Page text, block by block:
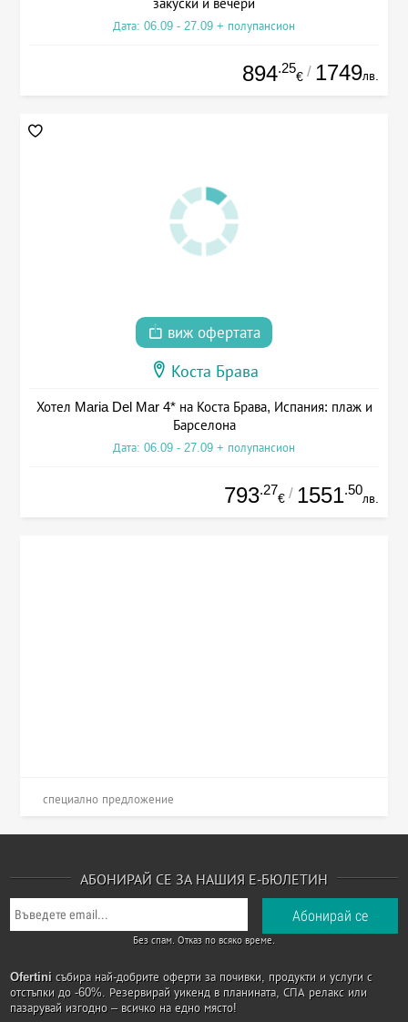
закуски и вечери
Дата: 06.09 - 27.09 + полупансион
894.25
€ / 1749лв.
виж офертата
Коста Брава
Хотел Maria Del Mar 4* на Коста Брава, Испания: плаж и
Барселона
Дата: 06.09 - 27.09 + полупансион
793.27
€ / 1551.50
лв.
специално предложение
АБОНИРАЙ СЕ ЗА НАШИЯ Е-БЮЛЕТИН
Без спам. Отказ по всяко време.
Ofertini събира най-добрите оферти за почивки, продукти и услуги с
отстъпки до -60%. Резервирай уикенд в планината, СПА релакс или
пазарувай изгодно – всичко на едно място!